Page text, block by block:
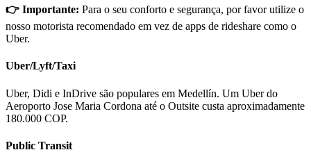
👉 Importante: Para o seu conforto e segurança, por favor utilize o
nosso motorista recomendado em vez de apps de rideshare como o
Uber.
Uber/Lyft/Taxi
Uber, Didi e InDrive são populares em Medellín. Um Uber do
Aeroporto Jose Maria Cordona até o Outsite custa aproximadamente
180.000 COP.
Public Transit